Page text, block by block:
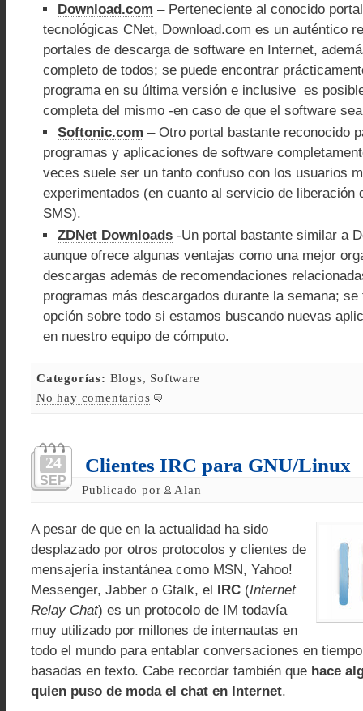
Download.com – Perteneciente al conocido
tecnológicas CNet, Download.com es un auténtico
portales de descarga de software en Internet,
completo de todos; se puede encontrar
programa en su última versión e inclusive es
completa del mismo -en caso de que el software
Softonic.com – Otro portal bastante reconocido
programas y aplicaciones de software
veces suele ser un tanto confuso con los usuarios
experimentados (en cuanto al servicio de liberación
SMS).
ZDNet Downloads -Un portal bastante similar a
aunque ofrece algunas ventajas como una mejor
descargas además de recomendaciones
programas más descargados durante la semana; se
opción sobre todo si estamos buscando nuevas
en nuestro equipo de cómputo.
Categorías: Blogs, Software
No hay comentarios
24
SEP
Clientes IRC para GNU/Linux
Publicado por Alan
A pesar de que en la actualidad ha sido
desplazado por otros protocolos y clientes de
mensajería instantánea como MSN, Yahoo!
Messenger, Jabber o Gtalk, el IRC (Internet
Relay Chat) es un protocolo de IM todavía
muy utilizado por millones de internautas en
todo el mundo para entablar conversaciones en
basadas en texto. Cabe recordar también que hace
quien puso de moda el chat en Internet.